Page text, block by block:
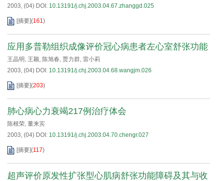
2003, (04) DOI: 10.13191/j.chj.2003.04.67.zhanggd.025
[摘要](161)
应用多普勒组织成像评价冠心病患者左心室舒张功能
王晶明 , 王颖, 陈旭春, 贾力群, 雷小莉
2003, (04) DOI: 10.13191/j.chj.2003.04.68.wangjm.026
[摘要](203)
肺心病心力衰竭217例治疗体会
陈根荣, 董来宾
2003, (04) DOI: 10.13191/j.chj.2003.04.70.chengr.027
[摘要](117)
超声评价原发性扩张型心肌病舒张功能障碍及其与收